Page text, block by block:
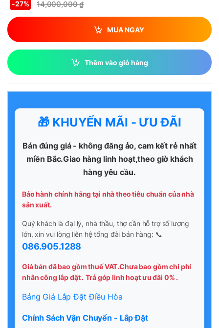
14,000,000₫
-27%
MUA NGAY
Thêm vào giỏ hàng
🎁 KHUYẾN MÃI - ƯU ĐÃI
Bán đúng giá - không đăng ảo, cam kết rẻ nhất
miền Bắc.Giao hàng linh hoạt,theo giờ khách
hàng yêu cầu.
Bảo hành chính hãng tại nhà theo tiêu chuẩn của nhà
sản xuất.
Quý khách là đại lý, nhà thầu, thợ cần hỗ trợ số lượng
lớn, xin vui lòng liên hệ tổng đài bán hàng: 📞
086.905.1288
Giá bán đã bao gồm thuế VAT.Chưa bao gồm chi phí
nhân công lắp đặt . Trả góp linh hoạt ưu đãi 0% .
Bảng Giá Lắp Đặt Điều Hòa
Chính Sách Vận Chuyển - Lắp Đặt